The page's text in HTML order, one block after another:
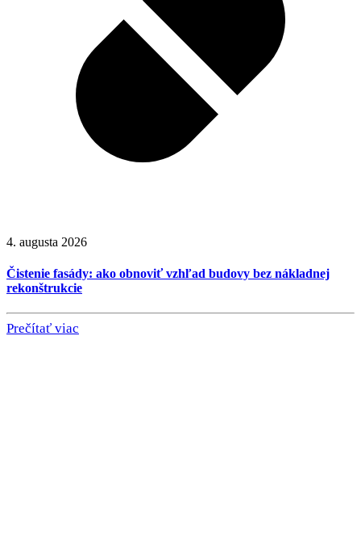
4. augusta 2026
Čistenie fasády: ako obnoviť vzhľad budovy bez nákladnej
rekonštrukcie
Prečítať viac